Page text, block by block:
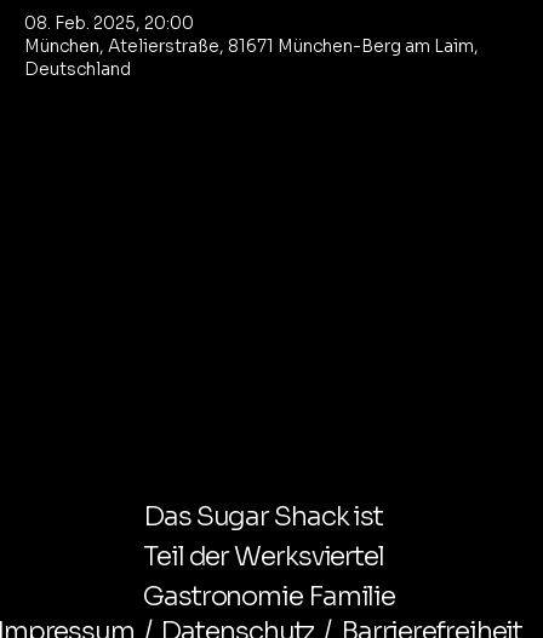
08. Feb. 2025, 20:00
München, Atelierstraße, 81671 München-Berg am Laim,
Deutschland
Das Sugar Shack ist
Teil der Werksviertel
Gastronomie Familie
/ Datenschutz / Barrierefreiheit